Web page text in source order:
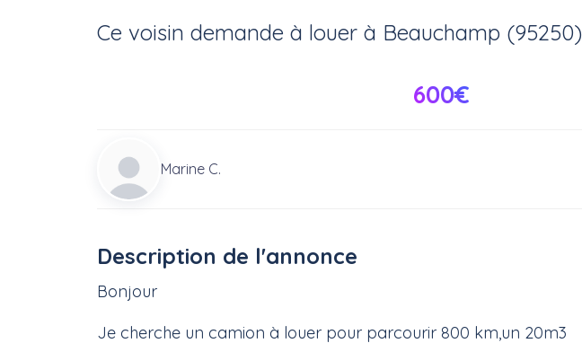
Ce voisin demande à louerà Beauchamp (95250)
600€
Marine C.
Description de l'annonce
Bonjour
Je cherche un camion à louer pour parcourir 800 km,un 20m3